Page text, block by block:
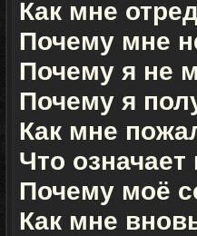
Как мне
Почему мне
Почему я не
Почему я
Как мне
Что
Почему моё
Как мне